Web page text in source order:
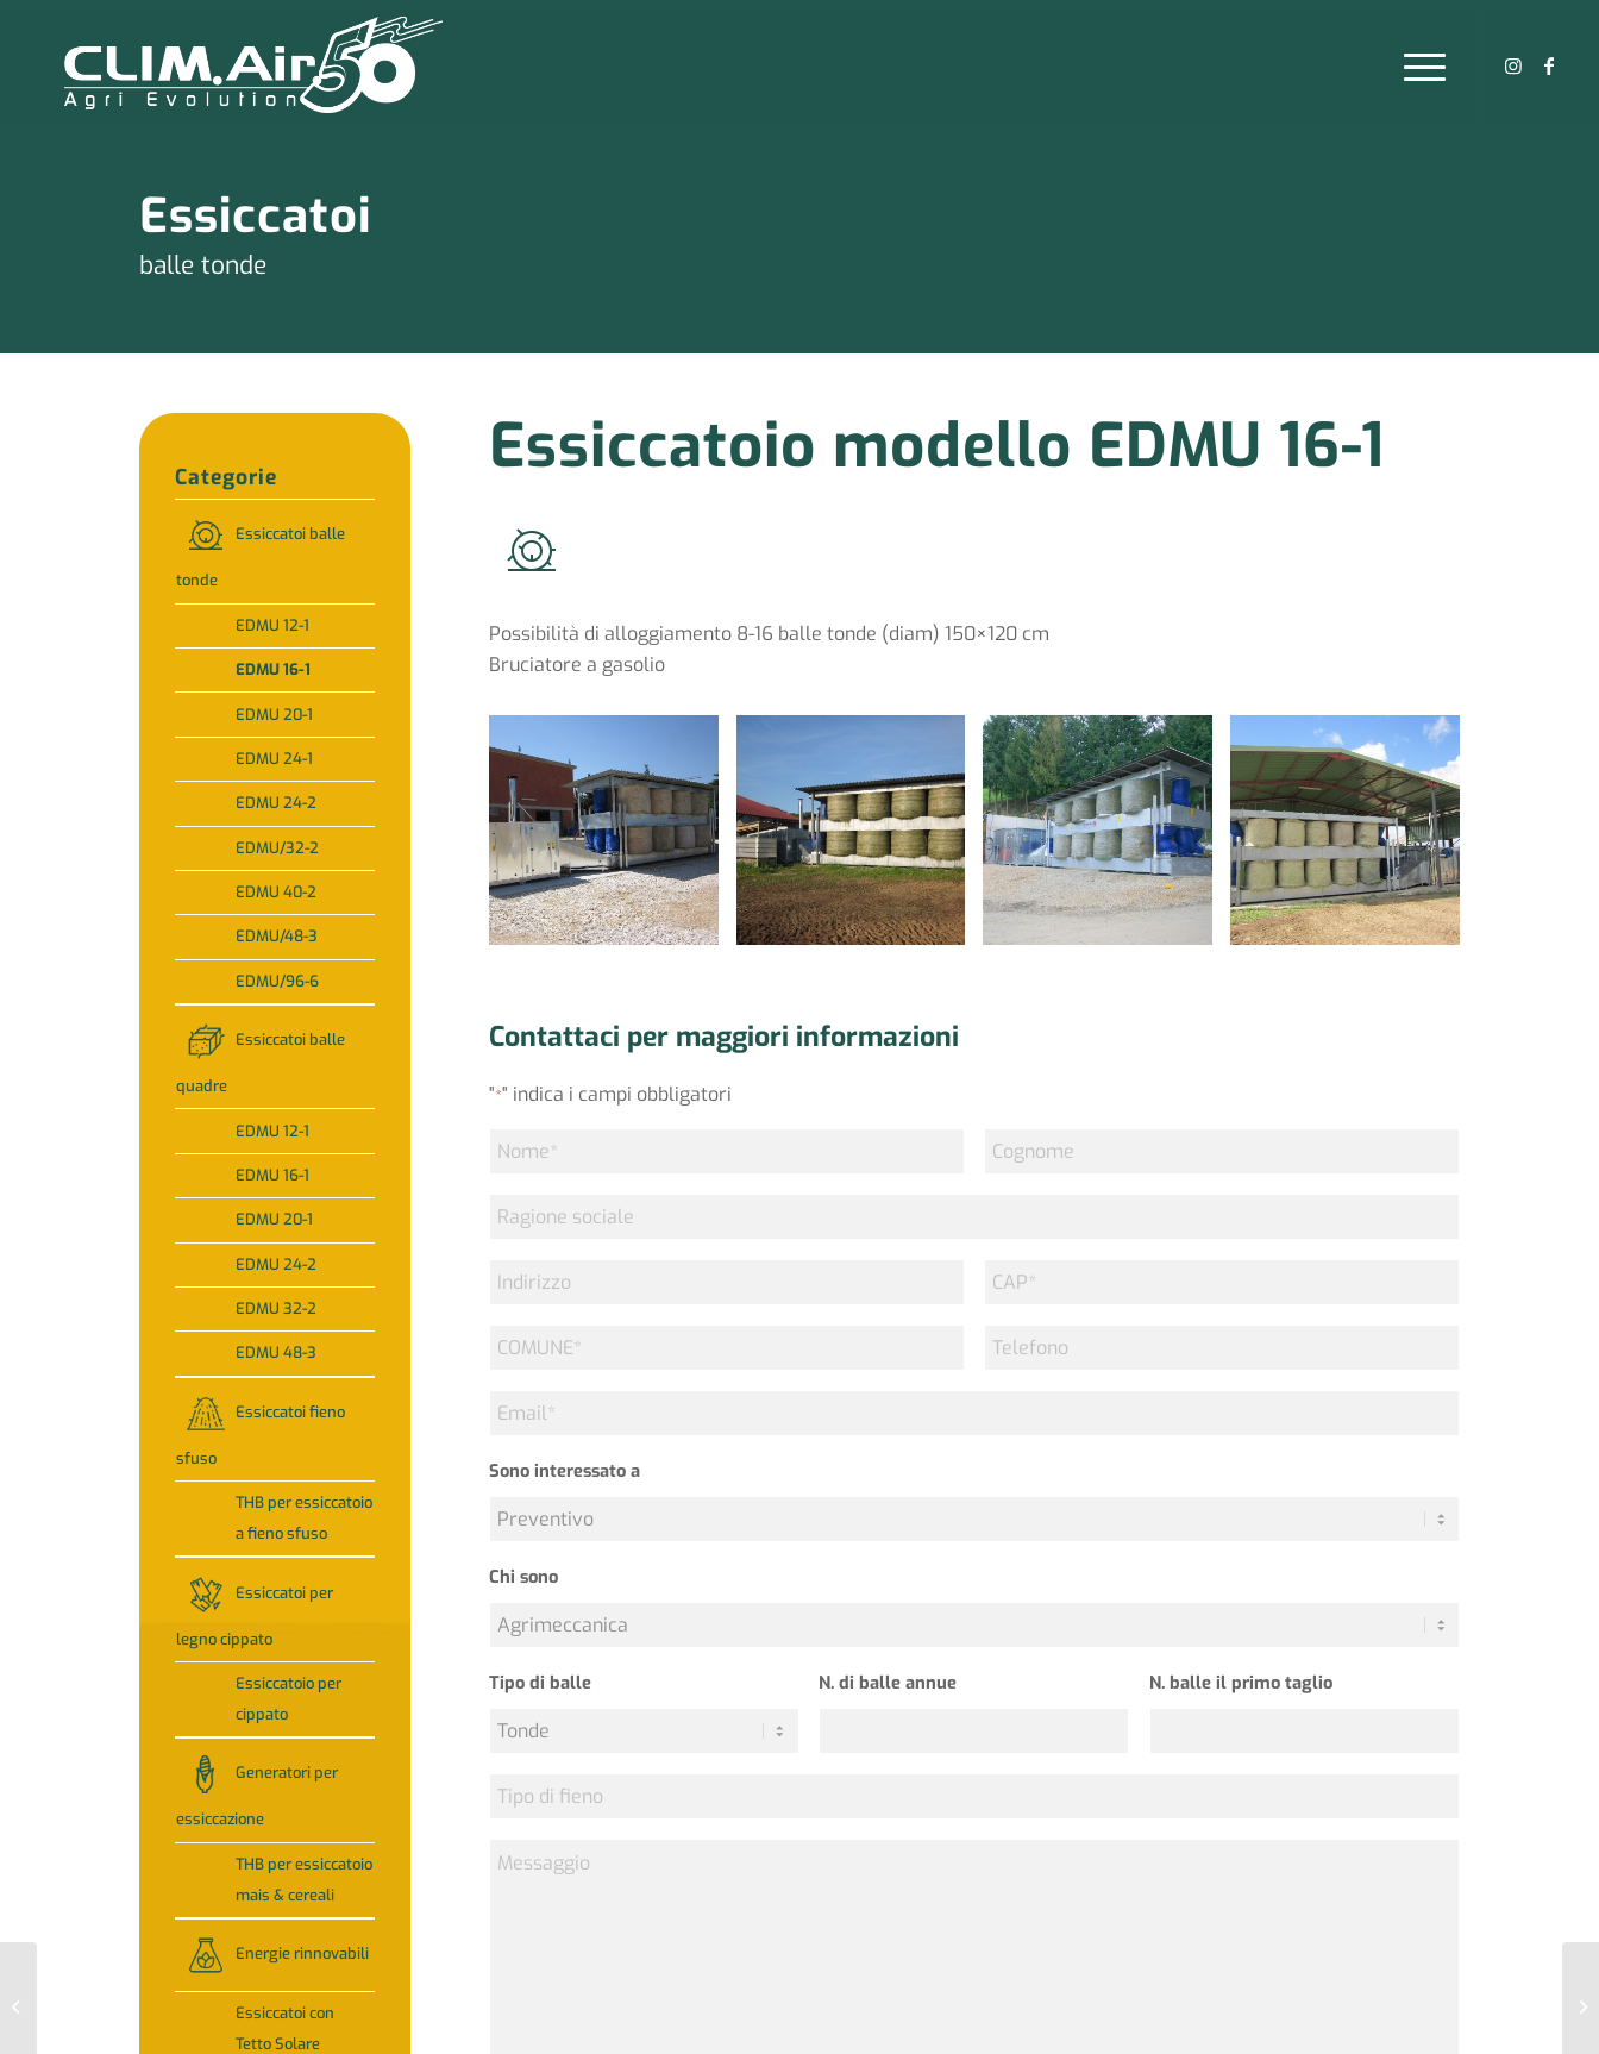
Essiccatoi
balle tonde
Categorie
Essiccatoi balle
tonde
EDMU 12-1
EDMU 16-1
EDMU 20-1
EDMU 24-1
EDMU 24-2
EDMU/32-2
EDMU 40-2
EDMU/48-3
EDMU/96-6
Essiccatoi balle
quadre
EDMU 12-1
EDMU 16-1
EDMU 20-1
EDMU 24-2
EDMU 32-2
EDMU 48-3
Essiccatoi fieno
sfuso
THB per essiccatoio
a fieno sfuso
Essiccatoi per
legno cippato
Essiccatoio per
cippato
Generatori per
essiccazione
THB per essiccatoio
mais & cereali
Energie rinnovabili
Essiccatoi con
Tetto Solare
Essiccatoio modello EDMU 16-1
Possibilità di alloggiamento 8-16 balle tonde (diam) 150×120 cm
Bruciatore a gasolio
Contattaci per maggiori informazioni
"*" indica i campi obbligatori
Nome Cognome
Ragione
Indirizzo
CAP
COMUNE Telefono
Email
Sono interessato a
Chi sono
Tipo di balle N. di balle annue N. balle il primo taglio
Tipo
Messaggio
Essiccatoio modello